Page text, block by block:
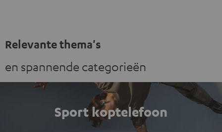
Relevante thema's
en spannende categorieën
Sport koptelefoon